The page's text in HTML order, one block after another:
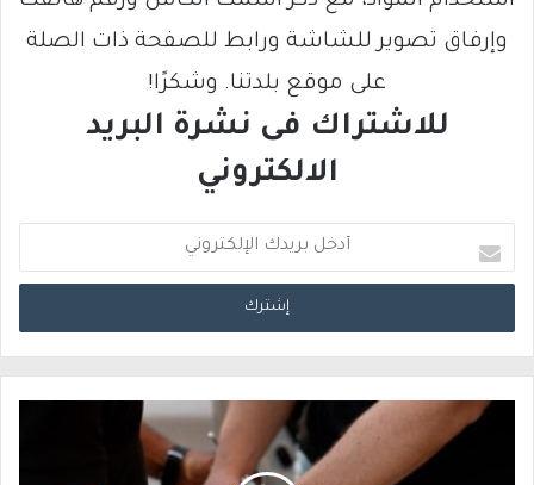
وإرفاق تصوير للشاشة ورابط للصفحة ذات الصلة
على موقع بلدتنا. وشكرًا!
للاشتراك فى نشرة البريد
الالكتروني
د
خ